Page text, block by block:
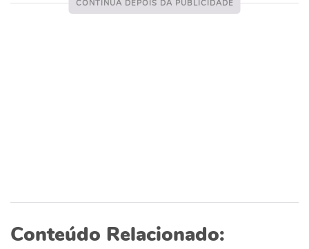
Conteúdo Relacionado: